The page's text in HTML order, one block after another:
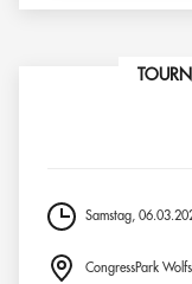
Samstag,
CongressPark